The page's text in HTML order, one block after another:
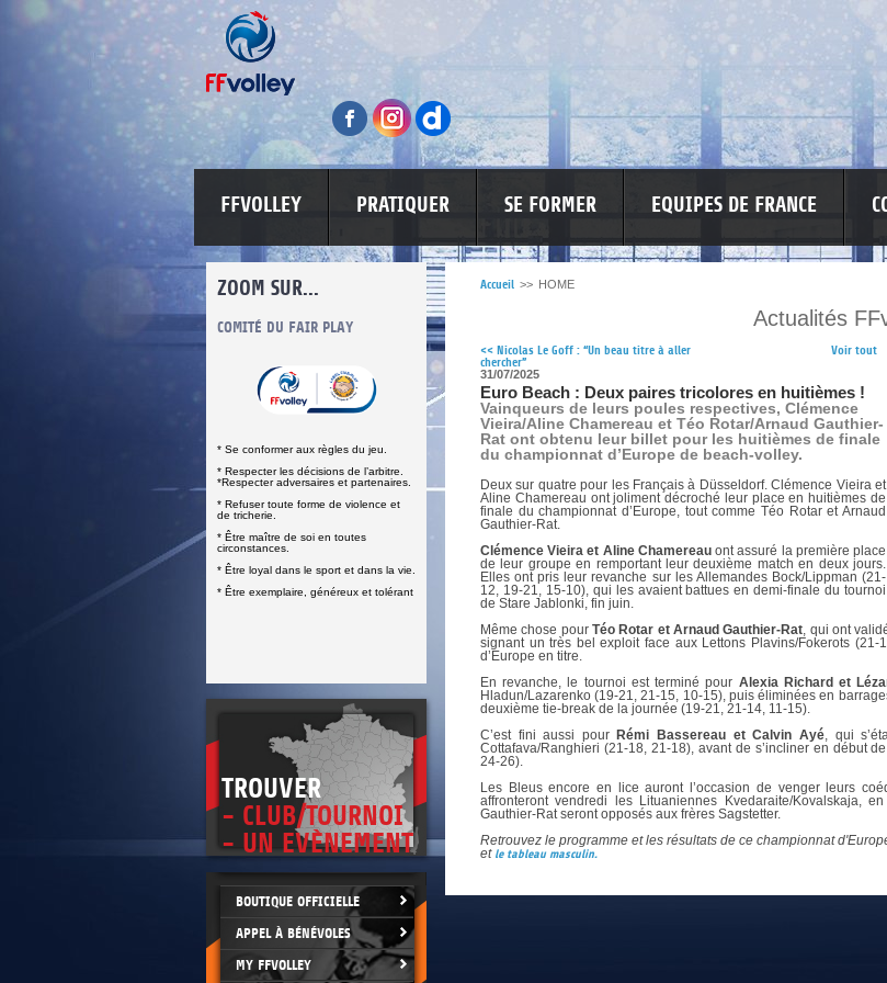
FFVOLLEY PRATIQUER SE FORMER EQUIPES DE FRANCE
ZOOM SUR...
DOCUMENTS UTILES
CLIQUEZ ICI
COMITÉ DU FAIR PLAY
* Se conformer aux règles du jeu.
* Respecter les décisions de l’arbitre.
*Respecter adversaires et partenaires.
* Refuser toute forme de violence et
de tricherie.
* Être maître de soi en toutes
circonstances.
* Être loyal dans le sport et dans la vie.
* Être exemplaire, généreux et tolérant
LUTTE CONTRE LES VIOLENCES
>
TROUVER
- CLUB/TOURNOI
- UN EVÈNEMENT
BOUTIQUE OFFICIELLE
APPEL À BÉNÉVOLES
MY FFVOLLEY
Accueil >> HOME
Actualités
<< Nicolas Le Goff : “Un beau titre à aller
chercher”
Voir tout
31/07/2025
Euro Beach : Deux paires tricolores en huitièmes !
Vainqueurs de leurs poules respectives, Clémence
Vieira/Aline Chamereau et Téo Rotar/Arnaud Gauthier-
Rat ont obtenu leur billet pour les huitièmes de finale
du championnat d’Europe de beach-volley.
Deux sur quatre pour les Français à Düsseldorf. Clémence Vieira et
Aline Chamereau ont joliment décroché leur place en huitièmes de
finale du championnat d’Europe, tout comme Téo Rotar et Arnaud
Gauthier-Rat.
Clémence Vieira et Aline Chamereauont assuré la première place
de leur groupe en remportant leur deuxième match en deux jours.
Elles ont pris leur revanche sur les Allemandes Bock/Lippman (21-
12, 19-21, 15-10), qui les avaient battues en demi-finale du tournoi
de Stare Jablonki, fin juin.
Même chose pour Téo Rotar et Arnaud Gauthier-Rat, qui ont
signant un très bel exploit face aux Lettons Plavins/Fokerots
d’Europe en titre.
En revanche, le tournoi est terminé pour Alexia Richard et
Hladun/Lazarenko (19-21, 21-15, 10-15), puis éliminées en
deuxième tie-break de la journée (19-21, 21-14, 11-15).
C’est fini aussi pour Rémi Bassereau et Calvin Ayé, qui
Cottafava/Ranghieri (21-18, 21-18), avant de s’incliner en début
24-26).
Les Bleus encore en lice auront l’occasion de venger leurs
affronteront vendredi les Lituaniennes Kvedaraite/Kovalskaja,
Gauthier-Rat seront opposés aux frères Sagstetter.
Retrouvez le programme et les résultats de ce championnat
et le tableau masculin.